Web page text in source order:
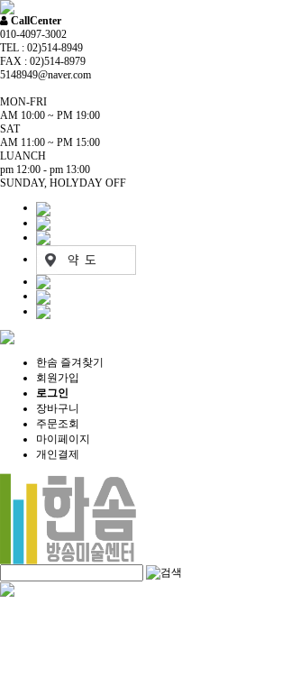
CallCenter
010-4097-3002
TEL : 02)514-8949
FAX : 02)514-8979
5148949@naver.com
MON-FRI
AM 10:00 ~ PM 19:00
SAT
AM 11:00 ~ PM 15:00
LUANCH
pm 12:00 - pm 13:00
SUNDAY, HOLYDAY OFF
한솜 즐겨찾기
회원가입
로그인
장바구니
주문조회
마이페이지
개인결제